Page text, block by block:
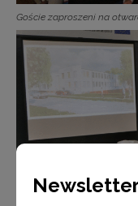
Goście zaproszeni na
Newsletter